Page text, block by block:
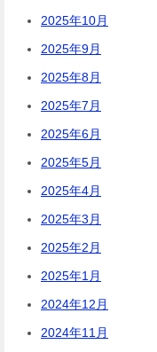
2025年10月
2025年9月
2025年8月
2025年7月
2025年6月
2025年5月
2025年4月
2025年3月
2025年2月
2025年1月
2024年12月
2024年11月